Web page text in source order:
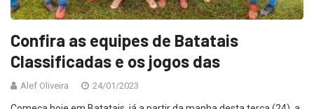
Confira as equipes de Batatais
Classificadas e os jogos das
Alef Oliveira 24/01/2023